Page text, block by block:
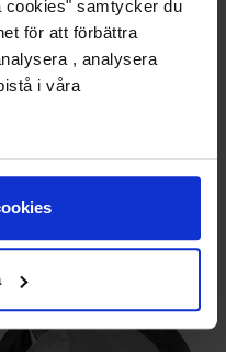
cookies" samtycker du
för att förbättra
, analysera
i våra